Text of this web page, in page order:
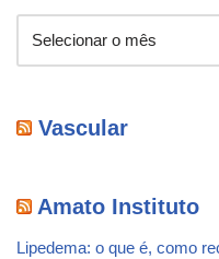
Vascular
Amato Instituto
Lipedema: o que é, como